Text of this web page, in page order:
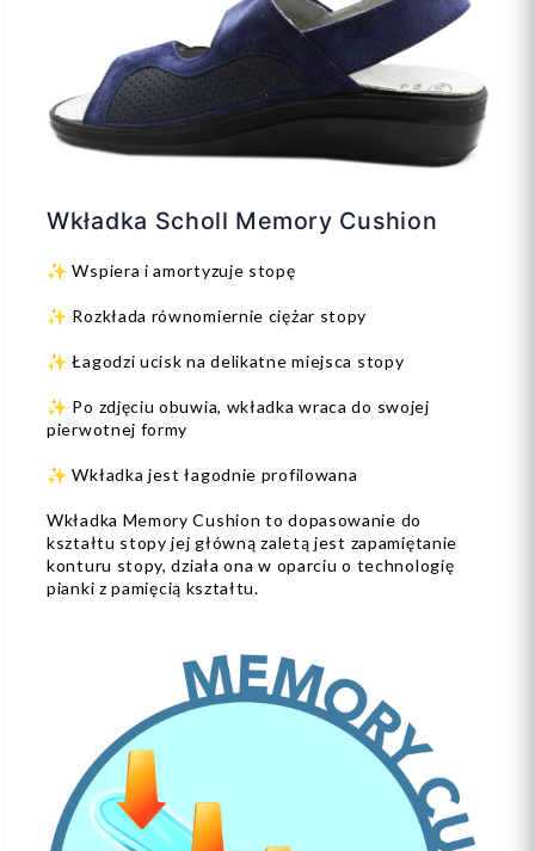
Wkładka Scholl Memory Cushion
✨ Wspiera i amortyzuje stopę
✨ Rozkłada równomiernie ciężar stopy
✨ Łagodzi ucisk na delikatne miejsca stopy
✨ Po zdjęciu obuwia, wkładka wraca do swojej
pierwotnej formy
✨ Wkładka jest łagodnie profilowana
Wkładka Memory Cushion to dopasowanie do
kształtu stopy jej główną zaletą jest zapamiętanie
konturu stopy, działa ona w oparciu o technologię
pianki z pamięcią kształtu.